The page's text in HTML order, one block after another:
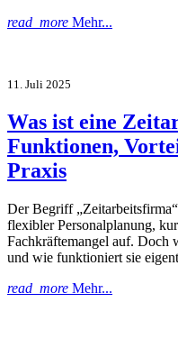
read_more Mehr...
11. Juli 2025
Was ist eine
Funktionen,
Praxis
Der Begriff
flexibler Personalplanung,
Fachkräftemangel auf. Doch
und wie funktioniert sie
read_more Mehr...